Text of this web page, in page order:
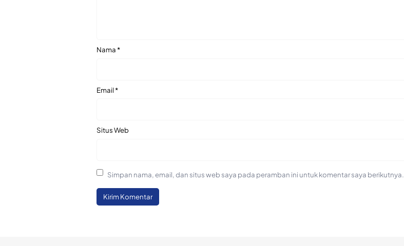
Nama*
Email*
Situs Web
Simpan nama, email, dan situs web saya pada peramban ini untuk komentar saya berikutnya.